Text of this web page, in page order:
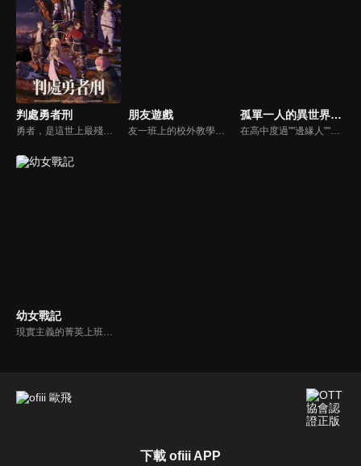
判處勇者刑
勇者，是這世上最殘酷的刑罰。犯下大罪之人，將被判處成為「勇者」，被迫投入與魔王的戰爭之中。即便被殺，也會被強制復活，連死亡都不被允許。被施以勇者刑的前聖騎士團長．賽羅．佛魯巴茲，率領著一支由性格扭曲的罪人所組成的勇者懲罰部隊，奔馳於戰場最前線。在這殘酷環境之中，賽羅遇見了最強的生物兵器之一劍之《女神》泰奧莉塔。「等你殲滅所有敵人之後，要好好讚美我…然後摸摸我的頭。」為了活下去，也為了向陷害自己的人復仇—。與《女神》締結契約的賽羅，毅然投身於這絕望世界中的激烈戰火與陰謀漩渦之中。
朋友遊戲
友一班上的校外教學旅行的錢被偷了，而偷錢的人就是好友5人組的其中一人。那個人因為欠下高額債務，偷走旅行費用當做報名朋友遊戲的報名費，想要好朋友一起幫忙還清負債。5人雖然不清楚是誰做的，可是基於友情，眾人決定一起參加遊戲。
孤單一人的異世界攻略
在高中度過""邊緣人""生活的遙，上課時突然跟同班同學一起被召喚到異世界。只要從外掛技能清單中選擇喜歡的技能，神明就會賜予你──本來應該是這樣的，但外掛技能是先搶先贏，所以強勢技能都已經被同學們拿完了！？由於神明惱羞成怒，遙被硬塞了全部剩下的負面技能，還因為技能『邊緣人』的關係，到了異世界也只能孤單一人冒險……。不依賴外掛，還要超越外掛──最強""邊緣人""的異世界困難模式攻略譚，開幕！
幼女戰記
下載 ofiii APP